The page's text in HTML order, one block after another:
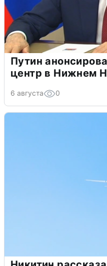
Путин
центр в Нижнем
6 августа 0